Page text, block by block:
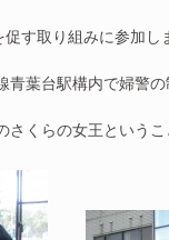
す取り組みに参加し
葉台駅構内で婦警
くらの女王というこ